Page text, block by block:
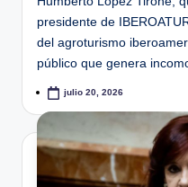
presidente de
del agroturismo
público que genera
julio 20, 2026